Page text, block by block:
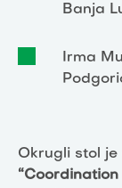
Banja
Irma
Okrugli stol